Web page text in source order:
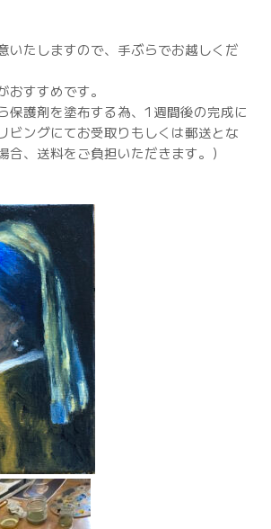
いたしますので、手ぶらでお越しくだ
おすすめです。
保護剤を塗布する為、1週間後の完成に
ビングにてお受取りもしくは郵送とな
合、送料をご負担いただきます。）